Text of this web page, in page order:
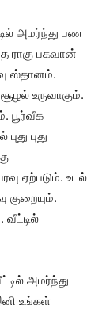
அமர்ந்து பண
ராகு பகவான்
ஸ்தானம்.
உருவாகும்.
பூர்வீக
புது
ஏற்படும். உடல்
குறையும்.
அமர்ந்து
உங்கள்